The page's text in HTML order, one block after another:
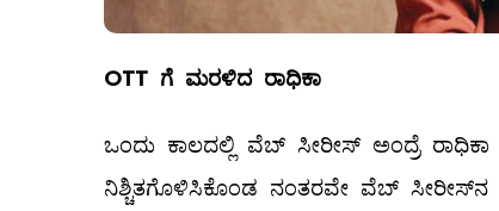
OTT ಗೆ ಮರಳಿದ ರಾಧಿಕಾ
ಒಂದು ಕಾಲದಲ್ಲಿ ವೆಬ್‌ ಸೀರೀಸ್‌ ಅಂದ್ರೆ
ನಿಶ್ಚಿತಗೊಳಿಸಿಕೊಂಡ ನಂತರವೇ ವೆಬ್‌ ಸೀರೀಸ್‌ನ